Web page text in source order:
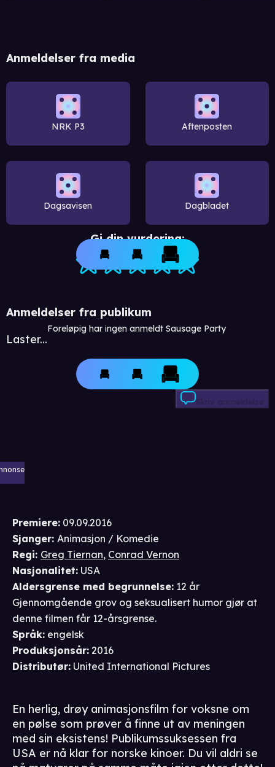
Anmeldelser fra media
NRK P3 Aftenposten
Dagsavisen Dagbladet
Gi din vurdering:
Anmeldelser fra publikum
Laster...
Foreløpig har ingen anmeldt Sausage Party
Skriv anmeldelse
Premiere: 09.09.2016
Sjanger: Animasjon / Komedie
Regi: Greg Tiernan, Conrad Vernon
Nasjonalitet: USA
Aldersgrense med begrunnelse: 12 år
Gjennomgående grov og seksualisert humor gjør at
denne filmen får 12-årsgrense.
Språk: engelsk
Produksjonsår: 2016
Distributør: United International Pictures
En herlig, drøy animasjonsfilm for voksne om
en pølse som prøver å finne ut av meningen
med sin eksistens! Publikumssuksessen fra
USA er nå klar for norske kinoer. Du vil aldri se